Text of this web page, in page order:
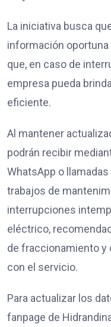
La iniciativa busca
información
que, en caso de
empresa pueda
eficiente.
Al mantener
podrán recibir
WhatsApp o
trabajos de
interrupciones
eléctrico,
de fraccionamiento
con el servicio.
Para actualizar los
fanpage de